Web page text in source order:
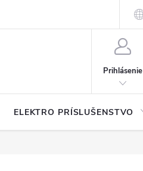
Prihlásenie
ELEKTRO PRÍSLUŠENSTVO